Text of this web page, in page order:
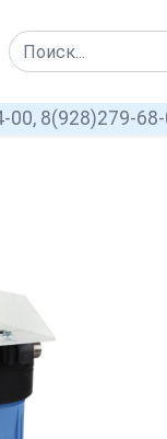
00, 8(928)279-